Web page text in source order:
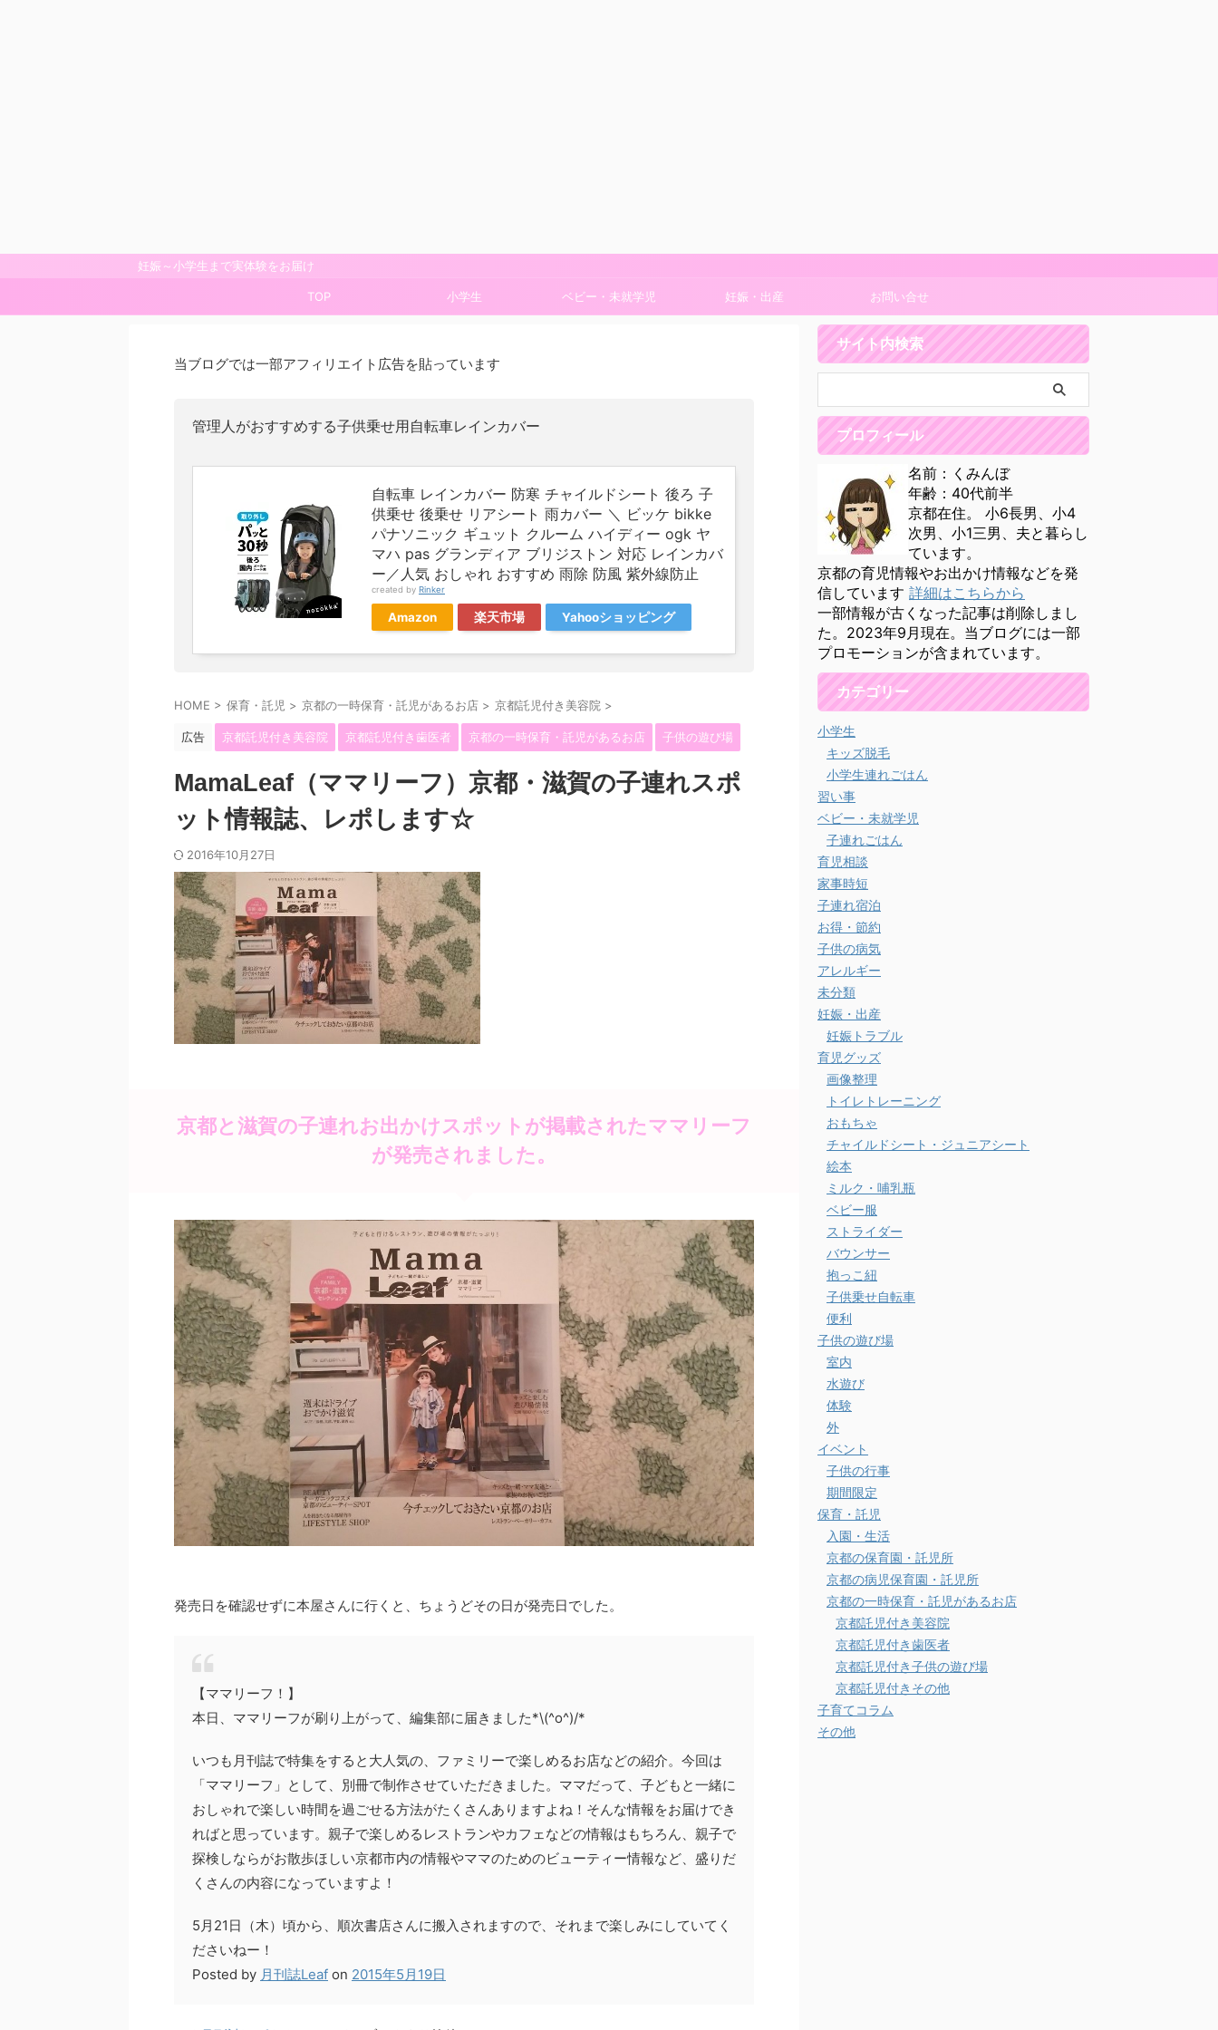
妊娠～小学生まで実体験をお届け
TOP 小学生 ベビー・未就学児 妊娠・出産 お問い合せ
当ブログでは一部アフィリエイト広告を貼っています
管理人がおすすめする子供乗せ用自転車レインカバー
自転車 レインカバー 防寒 チャイルドシート 後ろ 子
供乗せ 後乗せ リアシート 雨カバー ＼ ビッケ bikke
パナソニック ギュット クルーム ハイディー ogk ヤ
マハ pas グランディア ブリジストン 対応 レインカバ
ー／人気 おしゃれ おすすめ 雨除 防風 紫外線防止
created by Rinker
Amazon 楽天市場 Yahooショッピング
HOME > 保育・託児 > 京都の一時保育・託児があるお店 > 京都託児付き美容院 >
広告 京都託児付き美容院 京都託児付き歯医者 京都の一時保育・託児があるお店 子供の遊び場
MamaLeaf（ママリーフ）京都・滋賀の子連れスポ
ット情報誌、レポします☆
2016年10月27日
京都と滋賀の子連れお出かけスポットが掲載されたママリーフ
が発売されました。
発売日を確認せずに本屋さんに行くと、ちょうどその日が発売日でした。
【ママリーフ！】
本日、ママリーフが刷り上がって、編集部に届きました*\(^o^)/*
いつも月刊誌で特集をすると大人気の、ファミリーで楽しめるお店などの紹介。今回は
「ママリーフ」として、別冊で制作させていただきました。ママだって、子どもと一緒に
おしゃれで楽しい時間を過ごせる方法がたくさんありますよね！そんな情報をお届けでき
ればと思っています。親子で楽しめるレストランやカフェなどの情報はもちろん、親子で
探検しならがお散歩ほしい京都市内の情報やママのためのビューティー情報など、盛りだ
くさんの内容になっていますよ！
5月21日（木）頃から、順次書店さんに搬入されますので、それまで楽しみにしていてく
ださいねー！
Posted by 月刊誌Leaf on 2015年5月19日
サイト内検索
プロフィール
名前：くみんぼ
年齢：40代前半
京都在住。 小6長男、小4
次男、小1三男、夫と暮らし
ています。
京都の育児情報やお出かけ情報などを発
信しています 詳細はこちらから
一部情報が古くなった記事は削除しまし
た。2023年9月現在。当ブログには一部
プロモーションが含まれています。
カテゴリー
小学生
キッズ脱毛
小学生連れごはん
習い事
ベビー・未就学児
子連れごはん
育児相談
家事時短
子連れ宿泊
お得・節約
子供の病気
アレルギー
未分類
妊娠・出産
妊娠トラブル
育児グッズ
画像整理
トイレトレーニング
おもちゃ
チャイルドシート・ジュニアシート
絵本
ミルク・哺乳瓶
ベビー服
ストライダー
バウンサー
抱っこ紐
子供乗せ自転車
便利
子供の遊び場
室内
水遊び
体験
外
イベント
子供の行事
期間限定
保育・託児
入園・生活
京都の保育園・託児所
京都の病児保育園・託児所
京都の一時保育・託児があるお店
京都託児付き美容院
京都託児付き歯医者
京都託児付き子供の遊び場
京都託児付きその他
子育てコラム
その他